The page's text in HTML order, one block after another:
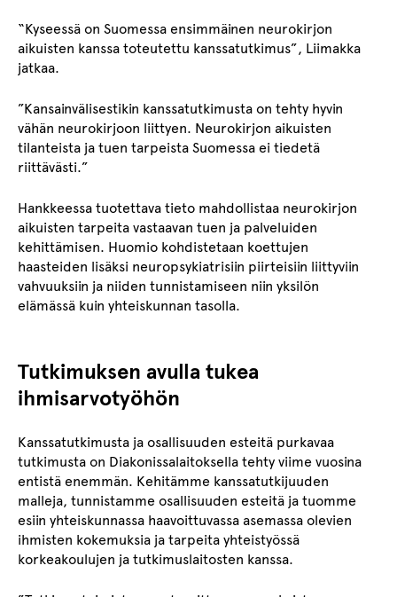
“Kyseessä on Suomessa ensimmäinen neurokirjon
aikuisten kanssa toteutettu kanssatutkimus”, Liimakka
jatkaa.
”Kansainvälisestikin kanssatutkimusta on tehty hyvin
vähän neurokirjoon liittyen. Neurokirjon aikuisten
tilanteista ja tuen tarpeista Suomessa ei tiedetä
riittävästi.”
Hankkeessa tuotettava tieto mahdollistaa neurokirjon
aikuisten tarpeita vastaavan tuen ja palveluiden
kehittämisen. Huomio kohdistetaan koettujen
haasteiden lisäksi neuropsykiatrisiin piirteisiin liittyviin
vahvuuksiin ja niiden tunnistamiseen niin yksilön
elämässä kuin yhteiskunnan tasolla.
Tutkimuksen avulla tukea
ihmisarvotyöhön
Kanssatutkimusta ja osallisuuden esteitä purkavaa
tutkimusta on Diakonissalaitoksella tehty viime vuosina
entistä enemmän. Kehitämme kanssatutkijuuden
malleja, tunnistamme osallisuuden esteitä ja tuomme
esiin yhteiskunnassa haavoittuvassa asemassa olevien
ihmisten kokemuksia ja tarpeita yhteistyössä
korkeakoulujen ja tutkimuslaitosten kanssa.